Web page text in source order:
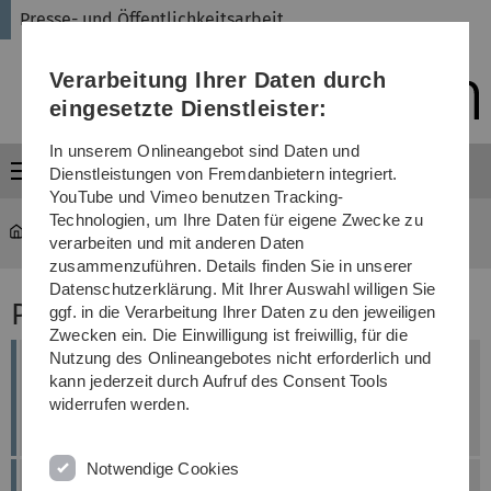
Direkt
Direkt
Direkt
(Sprache,
Drucken,
Media)
Direkt
Direkt
Presse- und Öffentlichkeitsarbeit
Menü
Universität ... Pressemitteilungen 2015
Pressemitteilungen 2015
Prof. Jürgen M. Steinacker erhält Hufeland-
Preis 2014
Verarbeitung Ihrer Daten durch
eingesetzte Dienstleister:
In unserem Onlineangebot sind Daten und
Dienstleistungen von Fremdanbietern integriert.
YouTube und Vimeo benutzen Tracking-
Technologien, um Ihre Daten für eigene Zwecke zu
verarbeiten und mit anderen Daten
zusammenzuführen. Details finden Sie in unserer
Datenschutzerklärung. Mit Ihrer Auswahl willigen Sie
ggf. in die Verarbeitung Ihrer Daten zu den jeweiligen
Zwecken ein. Die Einwilligung ist freiwillig, für die
Nutzung des Onlineangebotes nicht erforderlich und
kann jederzeit durch Aufruf des Consent Tools
widerrufen werden.
Notwendige Cookies